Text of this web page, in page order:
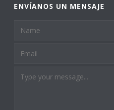
ENVÍANOS UN MENSAJE